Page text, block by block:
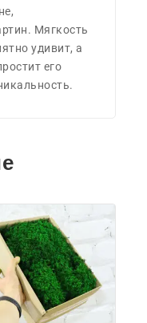
Мягкость
удивит, а
его